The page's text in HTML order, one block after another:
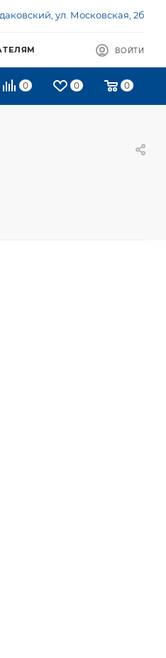
ул. Московская, 2б
ВОЙТИ
0 0 0